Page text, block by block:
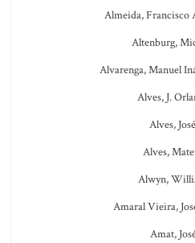
Almeida, Francisco
Altenburg,
Alvarenga, Manuel
Alves, J.
Alves, José
Alves,
Alwyn,
Amaral Vieira,
Amat,